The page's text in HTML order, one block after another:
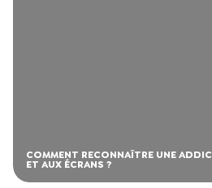
COMMENT RECONNAÎTRE UNE
ET AUX ÉCRANS ?